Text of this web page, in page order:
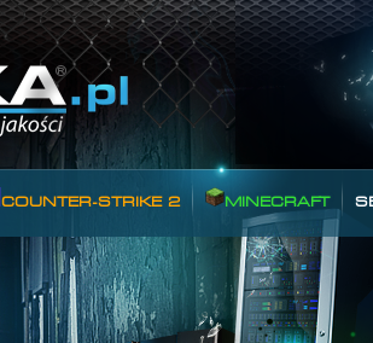
COUNTER-STRIKE 2 MINECRAFT